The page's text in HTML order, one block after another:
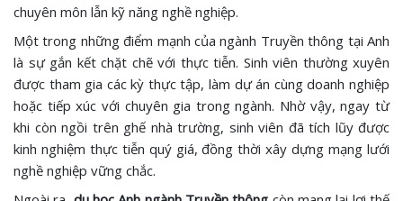
chuyên môn lẫn kỹ năng nghề nghiệp.
Một trong những điểm mạnh của ngành Truyền thông tại Anh
là sự gắn kết chặt chẽ với thực tiễn. Sinh viên thường xuyên
được tham gia các kỳ thực tập, làm dự án cùng doanh nghiệp
hoặc tiếp xúc với chuyên gia trong ngành. Nhờ vậy, ngay từ
khi còn ngồi trên ghế nhà trường, sinh viên đã tích lũy được
kinh nghiệm thực tiễn quý giá, đồng thời xây dựng mạng lưới
nghề nghiệp vững chắc.